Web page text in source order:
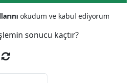
okudum ve kabul ediyorum
sonucu kaçtır?